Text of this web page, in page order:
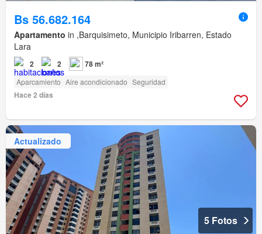
Bs 56.682.164
Apartamento in ,Barquisimeto, Municipio Iribarren, Estado
Lara
2 2 78 m²
Aparcamiento Aire acondicionado Seguridad
Hace 2 días
Actualizado
5 Fotos